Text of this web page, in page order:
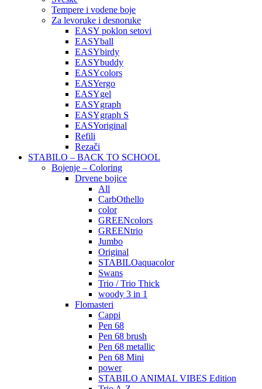
Tempere i vodene boje
Za levoruke i desnoruke
EASY poklon setovi
EASYball
EASYbirdy
EASYbuddy
EASYcolors
EASYergo
EASYgel
EASYgraph
EASYgraph S
EASYoriginal
Refili
Rezači
STABILO – BACK TO SCHOOL
Bojenje – Coloring
Drvene bojice
All
CarbOthello
color
GREENcolors
GREENtrio
Jumbo
Original
STABILOaquacolor
Swans
Trio / Trio Thick
woody 3 in 1
Flomasteri
Cappi
Pen 68
Pen 68 brush
Pen 68 metallic
Pen 68 Mini
power
STABILO ANIMAL VIBES Edition